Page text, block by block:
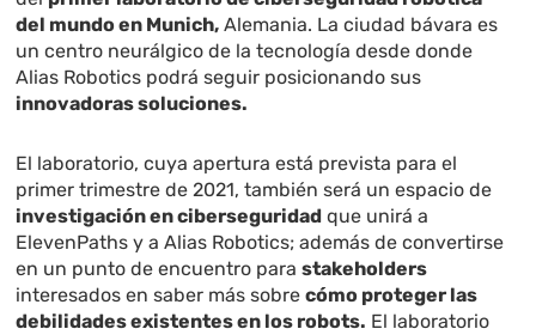
del mundo en Munich, Alemania. La ciudad bávara es
un centro neurálgico de la tecnología desde donde
Alias Robotics podrá seguir posicionando sus
innovadoras soluciones.
El laboratorio, cuya apertura está prevista para el
primer trimestre de 2021, también será un espacio de
investigación en ciberseguridad que unirá a
ElevenPaths y a Alias Robotics; además de convertirse
en un punto de encuentro parastakeholders
interesados en saber más sobrecómo proteger las
debilidades existentes en los robots. El laboratorio